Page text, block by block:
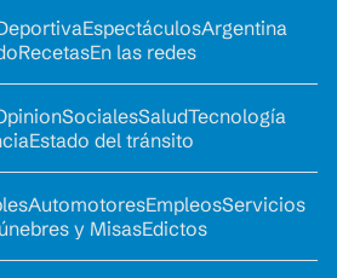
EspectáculosArgentina
RecetasEn las redes
SocialesSaludTecnología
Estado del tránsito
AutomotoresEmpleosServicios
y MisasEdictos